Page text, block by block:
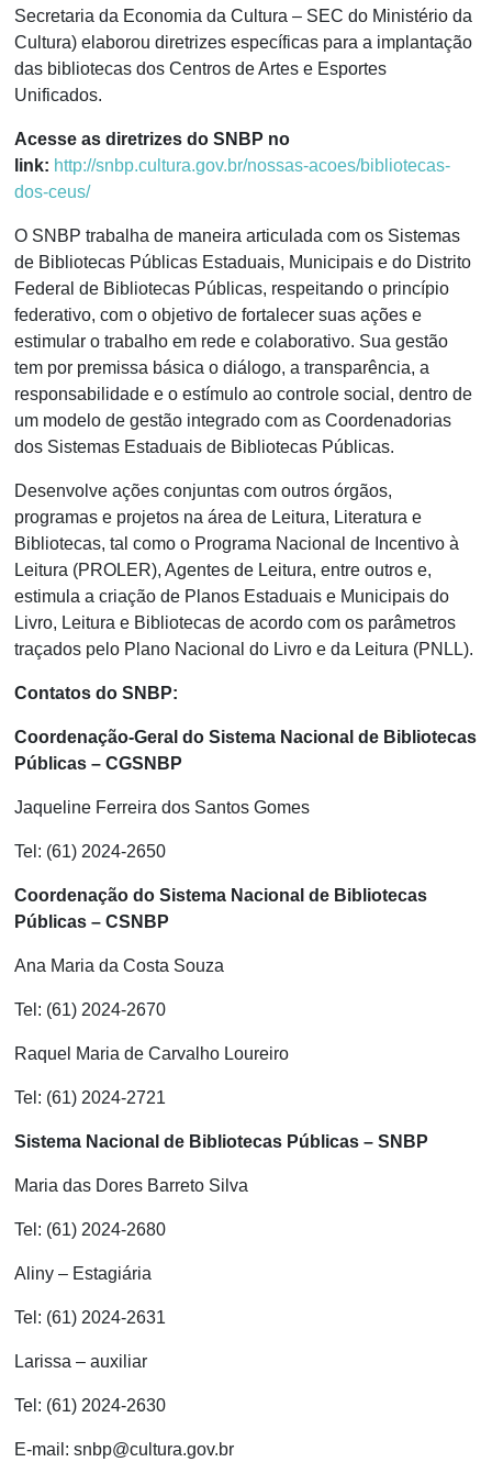
Secretaria da Economia da Cultura – SEC do Ministério da
Cultura) elaborou diretrizes específicas para a implantação
das bibliotecas dos Centros de Artes e Esportes
Unificados.
Acesse as diretrizes do SNBP no
link: http://snbp.cultura.gov.br/nossas-acoes/bibliotecas-
dos-ceus/
O SNBP trabalha de maneira articulada com os Sistemas
de Bibliotecas Públicas Estaduais, Municipais e do Distrito
Federal de Bibliotecas Públicas, respeitando o princípio
federativo, com o objetivo de fortalecer suas ações e
estimular o trabalho em rede e colaborativo. Sua gestão
tem por premissa básica o diálogo, a transparência, a
responsabilidade e o estímulo ao controle social, dentro de
um modelo de gestão integrado com as Coordenadorias
dos Sistemas Estaduais de Bibliotecas Públicas.
Desenvolve ações conjuntas com outros órgãos,
programas e projetos na área de Leitura, Literatura e
Bibliotecas, tal como o Programa Nacional de Incentivo à
Leitura (PROLER), Agentes de Leitura, entre outros e,
estimula a criação de Planos Estaduais e Municipais do
Livro, Leitura e Bibliotecas de acordo com os parâmetros
traçados pelo Plano Nacional do Livro e da Leitura (PNLL).
Contatos do SNBP:
Coordenação-Geral do Sistema Nacional de Bibliotecas
Públicas – CGSNBP
Jaqueline Ferreira dos Santos Gomes
Tel: (61) 2024-2650
Coordenação do Sistema Nacional de Bibliotecas
Públicas – CSNBP
Ana Maria da Costa Souza
Tel: (61) 2024-2670
Raquel Maria de Carvalho Loureiro
Tel: (61) 2024-2721
Sistema Nacional de Bibliotecas Públicas – SNBP
Maria das Dores Barreto Silva
Tel: (61) 2024-2680
Aliny – Estagiária
Tel: (61) 2024-2631
Larissa – auxiliar
Tel: (61) 2024-2630
E-mail: snbp@cultura.gov.br